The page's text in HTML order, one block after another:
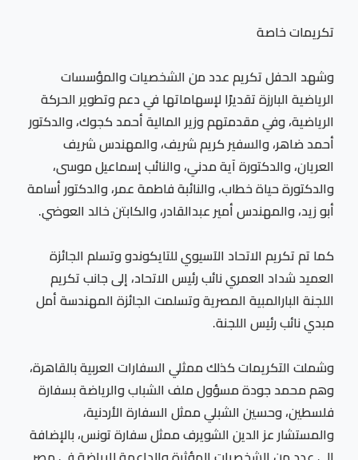
تكريمات خاصة
وشهد الحفل تكريم عدد من الشخصيات والمؤسسات
الرياضية البارزة تقديرًا لإسهاماتها في دعم وتطوير الحركة
الرياضية، وفي مقدمتهم وزير المالية أحمد كجوك، والدكتور
أحمد ضاهر، والسفير كريم شريف، والمهندس شريف
العريان، والدكتورة آية مدني، والنائب إسماعيل موسى،
والدكتورة حياة خطاب، والنائبة فاطمة عمر، والدكتور أسامة
أبو زيد، والمهندس أمير عبدالقادر، والكابتن خالد العوضي.
كما تم تكريم الاتحاد الآسيوي للتايكوندو وتسلم الجائزة
العميد شداد العمري نائب رئيس الاتحاد، إلى جانب تكريم
اللجنة البارالمبية المصرية وتسلمت الجائزة المهندسة أمل
مبدي نائب رئيس اللجنة.
وشملت التكريمات كذلك ممثلي السفارات العربية بالقاهرة،
وهم محمد جودة مسؤول ملف الشباب والرياضة بسفارة
فلسطين، وحسين الشبلي ممثل السفارة الأردنية،
والمستشار عز الدين الشويرف ممثل سفارة تونس، بالإضافة